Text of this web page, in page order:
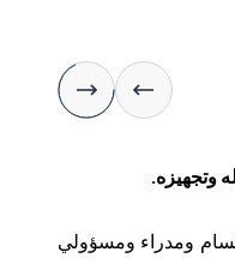
وتجهيزه.
ومدراء ومسؤولي